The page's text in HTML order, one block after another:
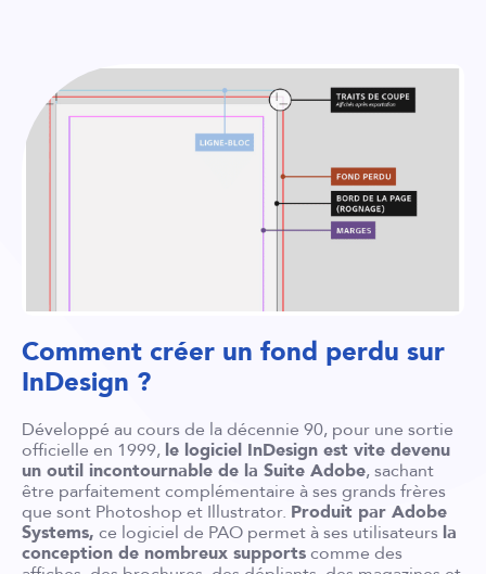
Comment créer un fond perdu sur
InDesign ?
Développé au cours de la décennie 90, pour une sortie
officielle en 1999, le logiciel InDesign est vite devenu
un outil incontournable de la Suite Adobe, sachant
être parfaitement complémentaire à ses grands frères
que sont Photoshop et Illustrator. Produit par Adobe
Systems, ce logiciel de PAO permet à ses utilisateurs la
conception de nombreux supportscomme des